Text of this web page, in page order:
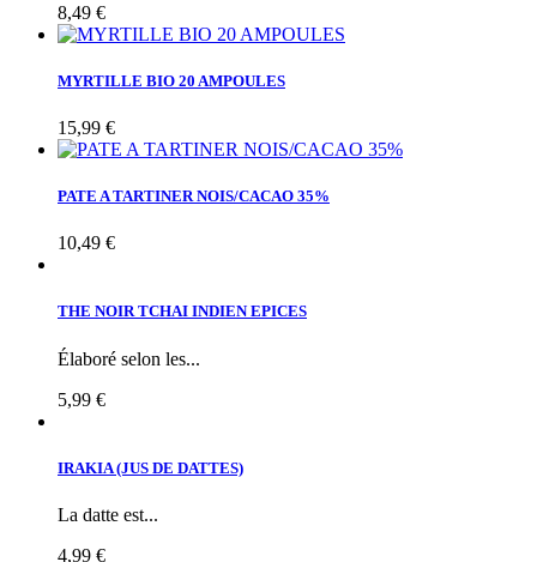
8,49 €
MYRTILLE BIO 20 AMPOULES
15,99 €
PATE A TARTINER NOIS/CACAO 35%
10,49 €
THE NOIR TCHAI INDIEN EPICES
Élaboré selon les...
5,99 €
IRAKIA (JUS DE DATTES)
La datte est...
4,99 €